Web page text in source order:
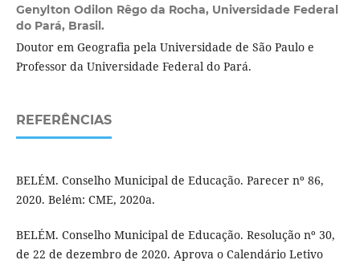
Genylton Odilon Rêgo da Rocha, Universidade Federal
do Pará, Brasil.
Doutor em Geografia pela Universidade de São Paulo e
Professor da Universidade Federal do Pará.
REFERÊNCIAS
BELÉM. Conselho Municipal de Educação. Parecer nº 86,
2020. Belém: CME, 2020a.
BELÉM. Conselho Municipal de Educação. Resolução nº 30,
de 22 de dezembro de 2020. Aprova o Calendário Letivo